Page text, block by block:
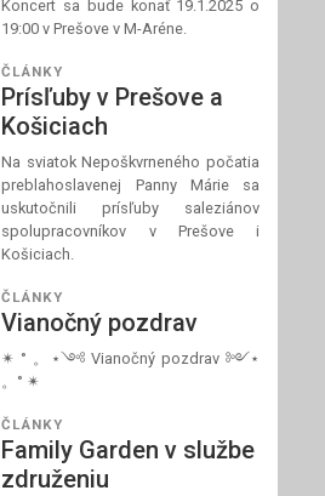
Koncert sa bude konať 19.1.2025 o
19:00 v Prešove v M-Aréne.
ČLÁNKY
Prísľuby v Prešove a
Košiciach
Na sviatok Nepoškvrneného počatia
preblahoslavenej Panny Márie sa
uskutočnili prísľuby saleziánov
spolupracovníkov v Prešove i
Košiciach.
ČLÁNKY
Vianočný pozdrav
✴ ° 。⋆༺ Vianočný pozdrav ༻⋆
。° ✴
ČLÁNKY
Family Garden v službe
združeniu